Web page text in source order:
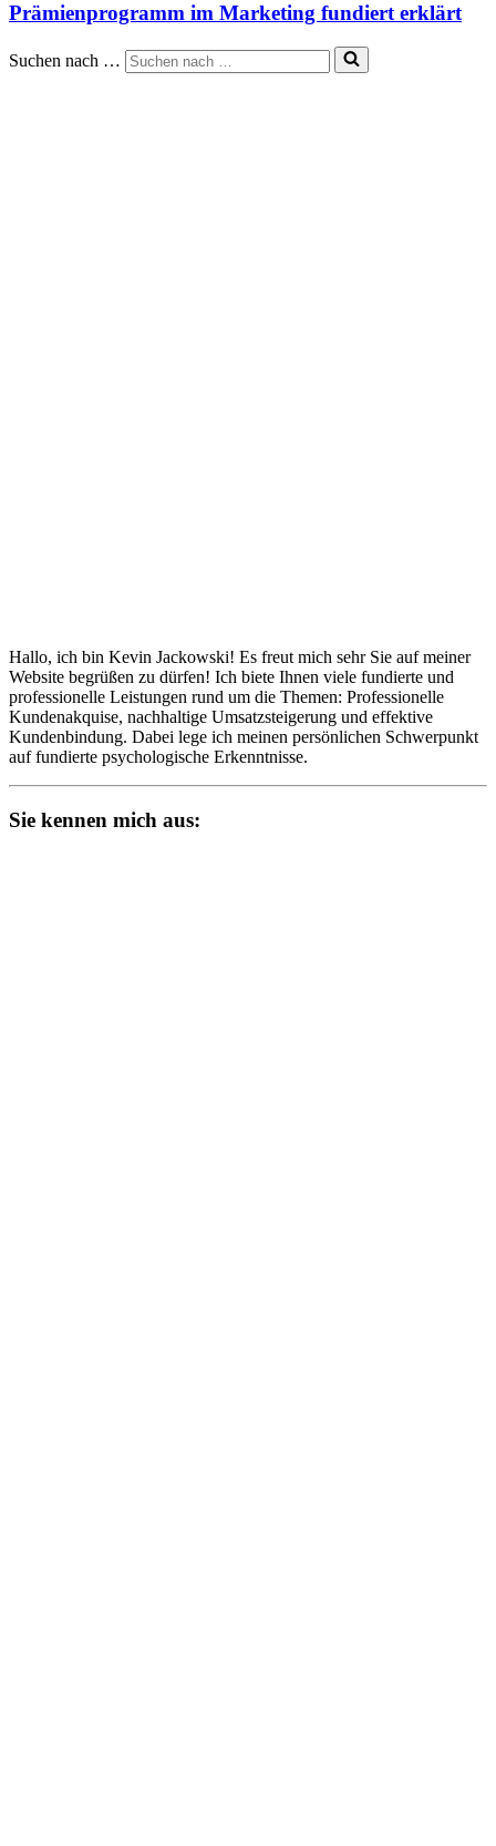
Prämienprogramm im Marketing fundiert erklärt
Suchen nach …
Hallo, ich bin Kevin Jackowski! Es freut mich sehr Sie auf meiner
Website begrüßen zu dürfen! Ich biete Ihnen viele fundierte und
professionelle Leistungen rund um die Themen: Professionelle
Kundenakquise, nachhaltige Umsatzsteigerung und effektive
Kundenbindung. Dabei lege ich meinen persönlichen Schwerpunkt
auf fundierte psychologische Erkenntnisse.
Sie kennen mich aus: